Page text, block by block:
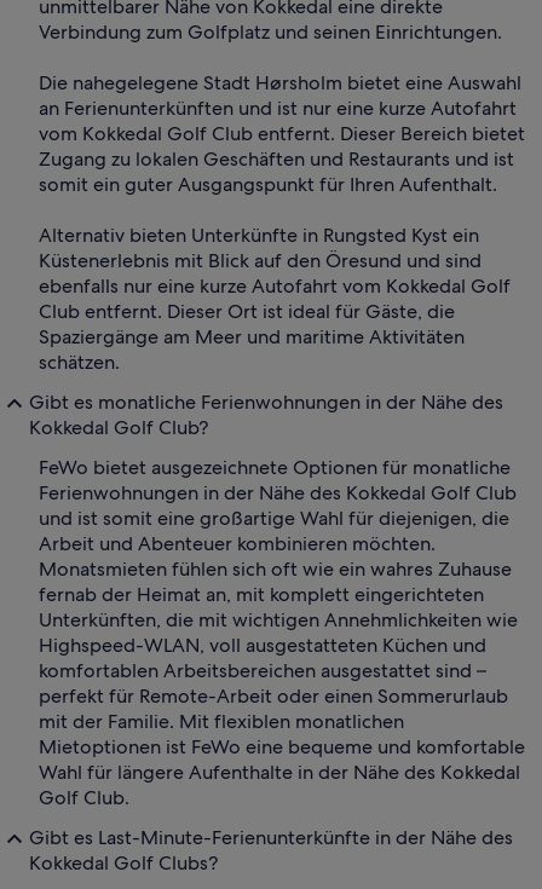
unmittelbarer Nähe von Kokkedal eine direkte
Verbindung zum Golfplatz und seinen Einrichtungen.
Die nahegelegene Stadt Hørsholm bietet eine Auswahl
an Ferienunterkünften und ist nur eine kurze Autofahrt
vom Kokkedal Golf Club entfernt. Dieser Bereich bietet
Zugang zu lokalen Geschäften und Restaurants und ist
somit ein guter Ausgangspunkt für Ihren Aufenthalt.
Alternativ bieten Unterkünfte in Rungsted Kyst ein
Küstenerlebnis mit Blick auf den Öresund und sind
ebenfalls nur eine kurze Autofahrt vom Kokkedal Golf
Club entfernt. Dieser Ort ist ideal für Gäste, die
Spaziergänge am Meer und maritime Aktivitäten
schätzen.
Gibt es monatliche Ferienwohnungen in der Nähe des
Kokkedal Golf Club?
FeWo bietet ausgezeichnete Optionen für monatliche
Ferienwohnungen in der Nähe des Kokkedal Golf Club
und ist somit eine großartige Wahl für diejenigen, die
Arbeit und Abenteuer kombinieren möchten.
Monatsmieten fühlen sich oft wie ein wahres Zuhause
fernab der Heimat an, mit komplett eingerichteten
Unterkünften, die mit wichtigen Annehmlichkeiten wie
Highspeed-WLAN, voll ausgestatteten Küchen und
komfortablen Arbeitsbereichen ausgestattet sind –
perfekt für Remote-Arbeit oder einen Sommerurlaub
mit der Familie. Mit flexiblen monatlichen
Mietoptionen ist FeWo eine bequeme und komfortable
Wahl für längere Aufenthalte in der Nähe des Kokkedal
Golf Club.
Gibt es Last-Minute-Ferienunterkünfte in der Nähe des
Kokkedal Golf Clubs?